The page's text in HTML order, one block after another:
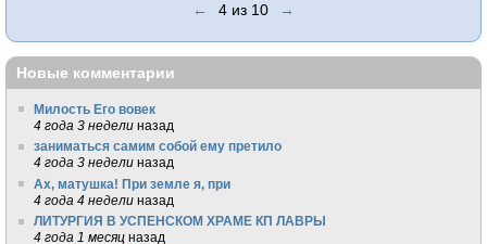
← 4 из 10 →
Новые комментарии
Милость Его вовек
4 года 3 недели назад
заниматься самим собой ему претило
4 года 3 недели назад
Ах, матушка! При земле я, при
4 года 4 недели назад
ЛИТУРГИЯ В УСПЕНСКОМ ХРАМЕ КП ЛАВРЫ
4 года 1 месяц назад